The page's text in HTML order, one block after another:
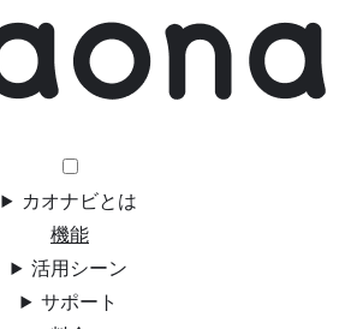
カオナビとは
機能
活用シーン
サポート